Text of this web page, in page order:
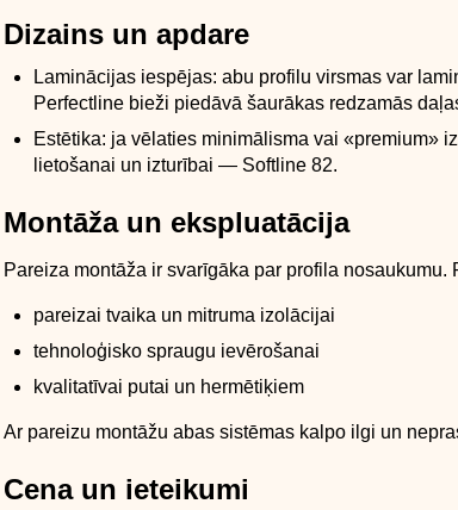
Dizains un apdare
Laminācijas iespējas: abu profilu virsmas var
Perfectline bieži piedāvā šaurākas redzamās
Estētika: ja vēlaties minimālisma vai «premium»
lietošanai un izturībai — Softline 82.
Montāža un ekspluatācija
Pareiza montāža ir svarīgāka par profila nosaukumu.
pareizai tvaika un mitruma izolācijai
tehnoloģisko spraugu ievērošanai
kvalitatīvai putai un hermētiķiem
Ar pareizu montāžu abas sistēmas kalpo ilgi un
Cena un ieteikumi